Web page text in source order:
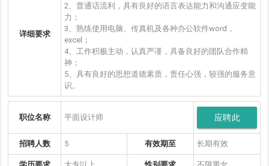
详细要求
2、普通话流利，具有良好的语言表达能力和沟通应变能
力；
3、熟练使用电脑、传真机及各种办公软件word，
excel；
4、工作积极主动，认真严谨，具备良好的团队合作精
神；
5、具有良好的思想道德素质，责任心强，较强的服务意
识。
职位名称 平面设计师 应聘此
岗位
招聘人数 5 有效期至 长期有效